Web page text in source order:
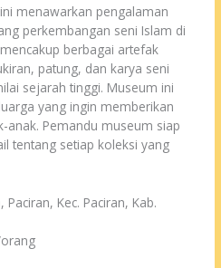
menawarkan pengalaman
perkembangan seni Islam di
berbagai artefak
patung, dan karya seni
sejarah tinggi. Museum ini
yang ingin memberikan
anak. Pemandu museum siap
tentang setiap koleksi yang
Paciran, Kec. Paciran, Kab.